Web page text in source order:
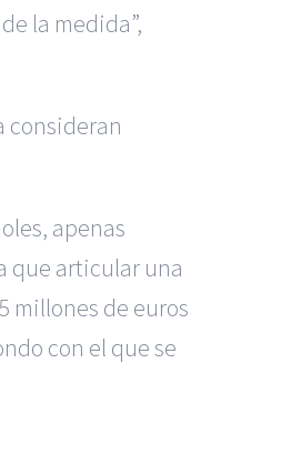
la medida”,
consideran
apenas
que articular una
millones de euros
con el que se